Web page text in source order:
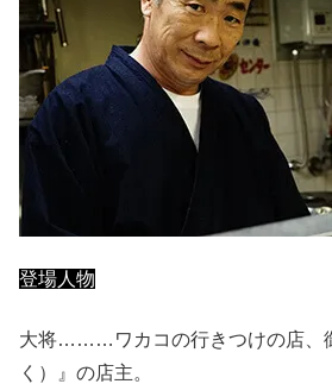
登場人物
大将………ワカコの行きつけの店、
く）』の店主。